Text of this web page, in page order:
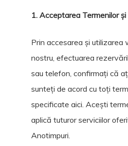
1. Acceptarea Termenilor
Prin accesarea și utilizarea
nostru, efectuarea
sau telefon, confirmați că
sunteți de acord cu toți
specificate aici. Acești
aplică tuturor serviciilor
Anotimpuri.